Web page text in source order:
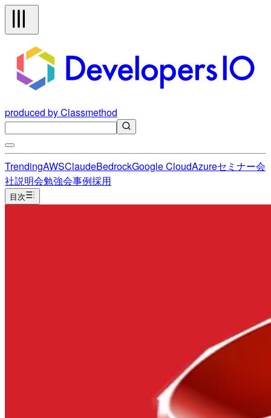
produced by Classmethod
TrendingAWSClaudeBedrockGoogle CloudAzureセミナー会
社説明会勉強会事例採用
目次